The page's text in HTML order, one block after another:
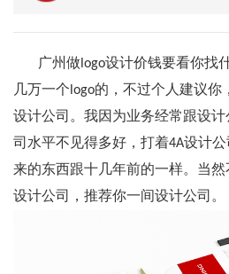
广州做logo设计价钱要看你找
几万一个logo的，不过个人建议你
设计公司。我因为业务经常跟设
司水平不见得多好，打着4A设计
来的东西跟十几年前的一样。当然
设计公司，推荐你一间设计公司。